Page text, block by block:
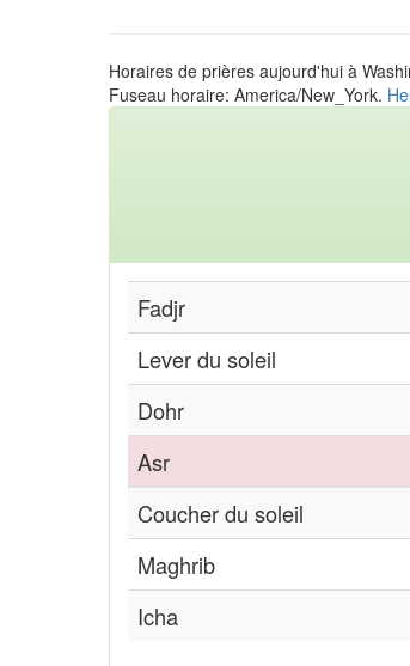
Horaires de prières aujourd'hui à
Fuseau horaire: America/New_York.
Fadjr
Lever du soleil
Dohr
Asr
Coucher du soleil
Maghrib
Icha